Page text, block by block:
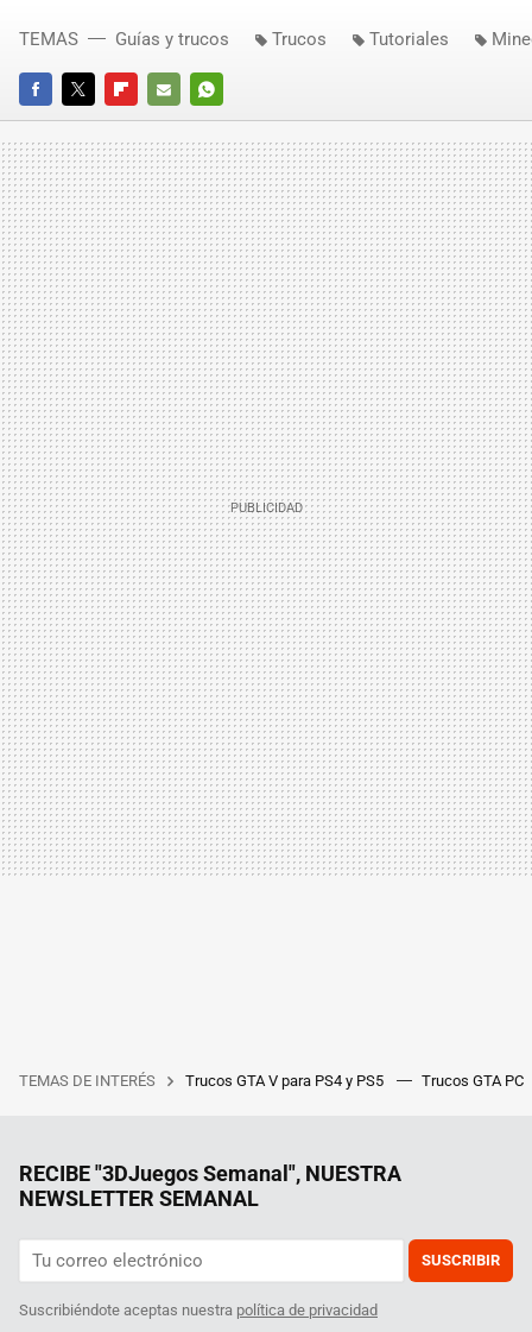
FACEBOOKTWITTERFLIPBOARD
E-
MAIL
WHATSAPP
TEMAS Guías y trucos Trucos Tutoriales
TEMAS DE INTERÉS Trucos GTA V para PS4 y PS5 Trucos GTA PC
RECIBE "3DJuegos Semanal", NUESTRA
NEWSLETTER SEMANAL
SUSCRIBIR
Suscribiéndote aceptas nuestra política de privacidad